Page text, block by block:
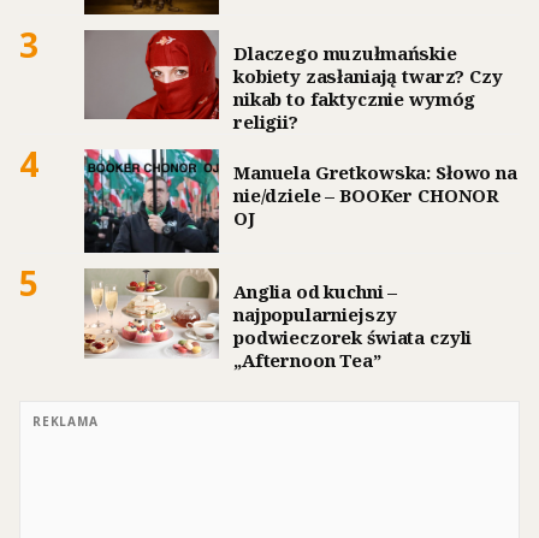
3
Dlaczego muzułmańskie
kobiety zasłaniają twarz? Czy
nikab to faktycznie wymóg
religii?
4
Manuela Gretkowska: Słowo na
nie/dziele – BOOKer CHONOR
OJ
5
Anglia od kuchni –
najpopularniejszy
podwieczorek świata czyli
„Afternoon Tea”
REKLAMA